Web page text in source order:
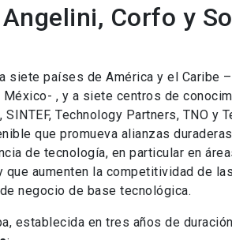
Corfo y
siete países de América y el Caribe
México- , y a siete centros de
Technology Partners, TNO y
que promueva alianzas
de tecnología, en particular en
que aumenten la competitividad de
negocio de base tecnológica.
establecida en tres años de